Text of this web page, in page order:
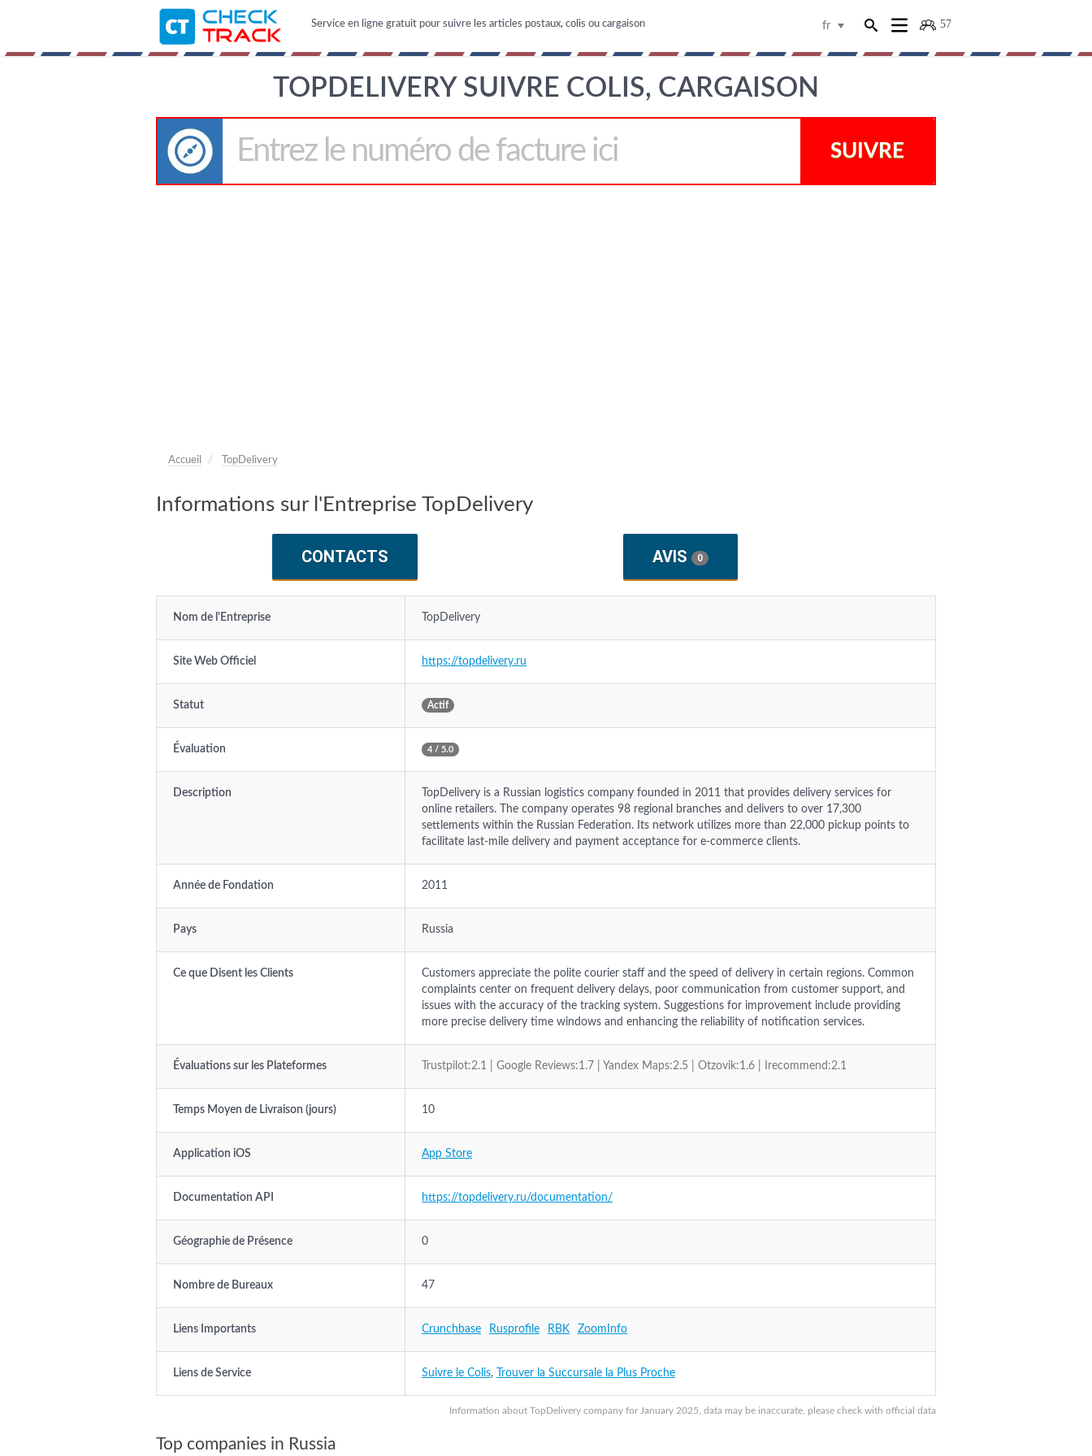
57
fr
Service en ligne gratuit pour suivre les articles postaux, colis ou cargaison
TOPDELIVERY SUIVRE COLIS, CARGAISON
SUIVRE
Accueil TopDelivery
Informations sur l'Entreprise TopDelivery
CONTACTS AVIS 0
Information about TopDelivery company for January 2025, data may be inaccurate, please check with official data
Nom de l'Entreprise TopDelivery
Site Web Officiel https://topdelivery.ru
Statut Actif
Évaluation 4 / 5.0
Description
TopDelivery is a Russian logistics company founded in 2011 that provides delivery services for
online retailers. The company operates 98 regional branches and delivers to over 17,300
settlements within the Russian Federation. Its network utilizes more than 22,000 pickup points to
facilitate last-mile delivery and payment acceptance for e-commerce clients.
Année de Fondation 2011
Pays Russia
Ce que Disent les Clients
Customers appreciate the polite courier staff and the speed of delivery in certain regions. Common
complaints center on frequent delivery delays, poor communication from customer support, and
issues with the accuracy of the tracking system. Suggestions for improvement include providing
more precise delivery time windows and enhancing the reliability of notification services.
Évaluations sur les Plateformes Trustpilot:2.1 | Google Reviews:1.7 | Yandex Maps:2.5 | Otzovik:1.6 | Irecommend:2.1
Temps Moyen de Livraison (jours) 10
Application iOS App Store
Documentation API https://topdelivery.ru/documentation/
Géographie de Présence 0
Nombre de Bureaux 47
Liens Importants Crunchbase Rusprofile RBK ZoomInfo
Liens de Service Suivre le Colis, Trouver la Succursale la Plus Proche
Top companies in Russia